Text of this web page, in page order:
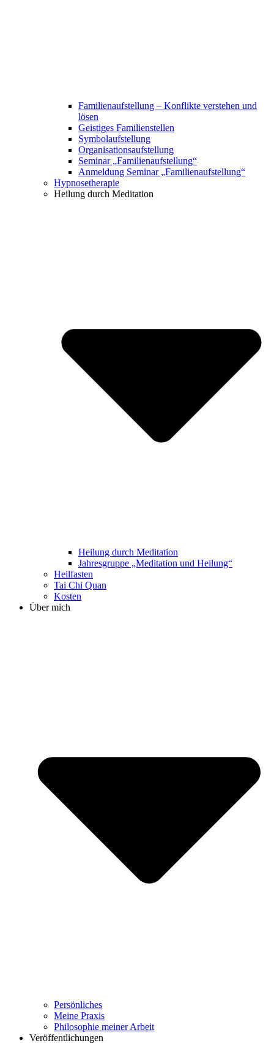
Familienaufstellung – Konflikte verstehen und
lösen
Geistiges Familienstellen
Symbolaufstellung
Organisationsaufstellung
Seminar „Familienaufstellung“
Anmeldung Seminar „Familienaufstellung“
Hypnosetherapie
Heilung durch Meditation
Heilung durch Meditation
Jahresgruppe „Meditation und Heilung“
Heilfasten
Tai Chi Quan
Kosten
Über mich
Persönliches
Meine Praxis
Philosophie meiner Arbeit
Veröffentlichungen